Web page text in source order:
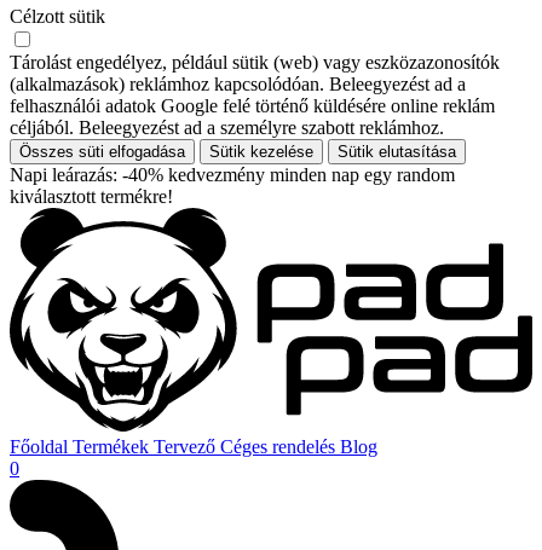
Célzott sütik
Tárolást engedélyez, például sütik (web) vagy eszközazonosítók
(alkalmazások) reklámhoz kapcsolódóan. Beleegyezést ad a
felhasználói adatok Google felé történő küldésére online reklám
céljából. Beleegyezést ad a személyre szabott reklámhoz.
Összes süti elfogadása Sütik kezelése Sütik elutasítása
Napi leárazás: -40% kedvezmény minden nap egy random
kiválasztott termékre!
Főoldal Termékek Tervező Céges rendelés Blog
0